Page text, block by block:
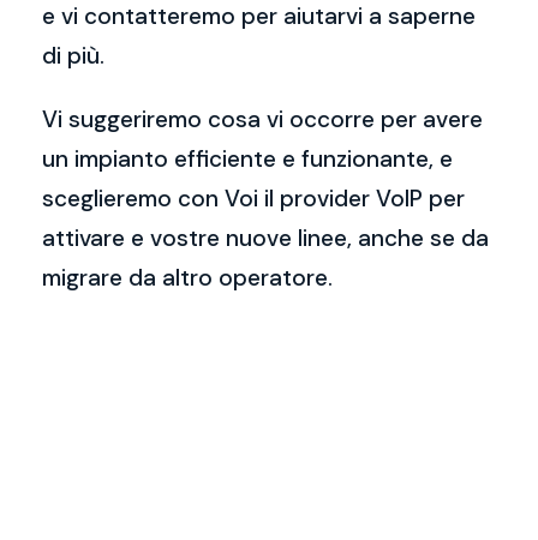
e vi contatteremo per aiutarvi a saperne
di più.
Vi suggeriremo cosa vi occorre per avere
un impianto efficiente e funzionante, e
sceglieremo con Voi il provider VoIP per
attivare e vostre nuove linee, anche se da
migrare da altro operatore.